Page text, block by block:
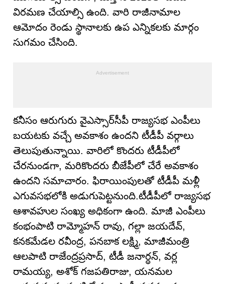
విరమణ చేయాల్సి ఉంది. వారి రాజీనామాల
ఆమోదం రెండు స్థానాలకు ఉప ఎన్నికలకు మార్గం
సుగమం చేసింది.
కనీసం ఆరుగురు వైఎస్సార్‌సీపీ రాజ్యసభ ఎంపీలు
బయటకు వచ్చే అవకాశం ఉందని టీడీపీ వ‌ర్గాలు
తెలుపుతున్నాయి. వారిలో కొందరు టీడీపీలో
చేరనుండగా, మరికొందరు బీజేపీలో చేరే అవకాశం
ఉందని సమాచారం. ఫిరాయింపులతో టీడీపీ మళ్లీ
ఎగువసభలోకి అడుగుపెట్టనుంది.టీడీపీలో రాజ్యసభ
ఆశావహుల సంఖ్య అధికంగా ఉంది. మాజీ ఎంపీలు
కంభంపాటి రామ్మోహన్ రావు, గల్లా జయదేవ్,
కనకమేడల రవీంద్ర, పనబాక లక్ష్మి, మాజీమంత్రి
ఆలపాటి రాజేంద్రప్రసాద్, టీడీ జనార్ధన్, వర్ల
రామయ్య, అశోక్ గజపతిరాజు, యనమల